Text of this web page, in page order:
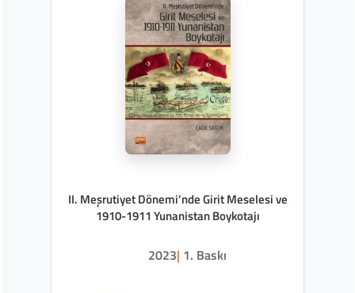
II. Meşrutiyet Dönemi’nde Girit Meselesi ve
1910-1911 Yunanistan Boykotajı
2023| 1. Baskı